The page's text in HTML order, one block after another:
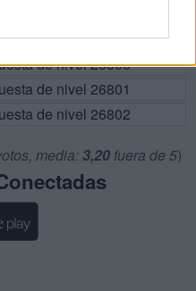
de nivel 26798
de nivel 26799
de nivel 26800
de nivel 26801
de nivel 26802
media: 3,20 fuera de 5)